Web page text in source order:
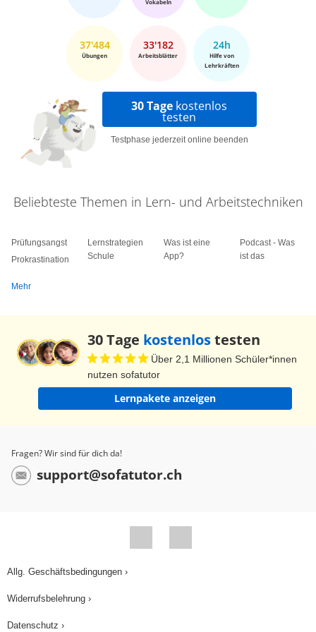
Vokabeln
37'484
Übungen
33'182
Arbeitsblätter
24h
Hilfe von
Lehrkräften
30 Tage kostenlos
testen
Testphase jederzeit online beenden
Beliebteste Themen in Lern- und Arbeitstechniken
Prüfungsangst
Prokrastination
Lernstrategien
Schule
Was ist eine
App?
Podcast - Was
ist das
Mehr
30 Tage kostenlostesten
Über 2,1 Millionen Schüler*innen
nutzen sofatutor
Lernpakete anzeigen
Fragen? Wir sind für dich da!
support@sofatutor.ch
Allg. Geschäftsbedingungen ›
Widerrufsbelehrung ›
Datenschutz ›